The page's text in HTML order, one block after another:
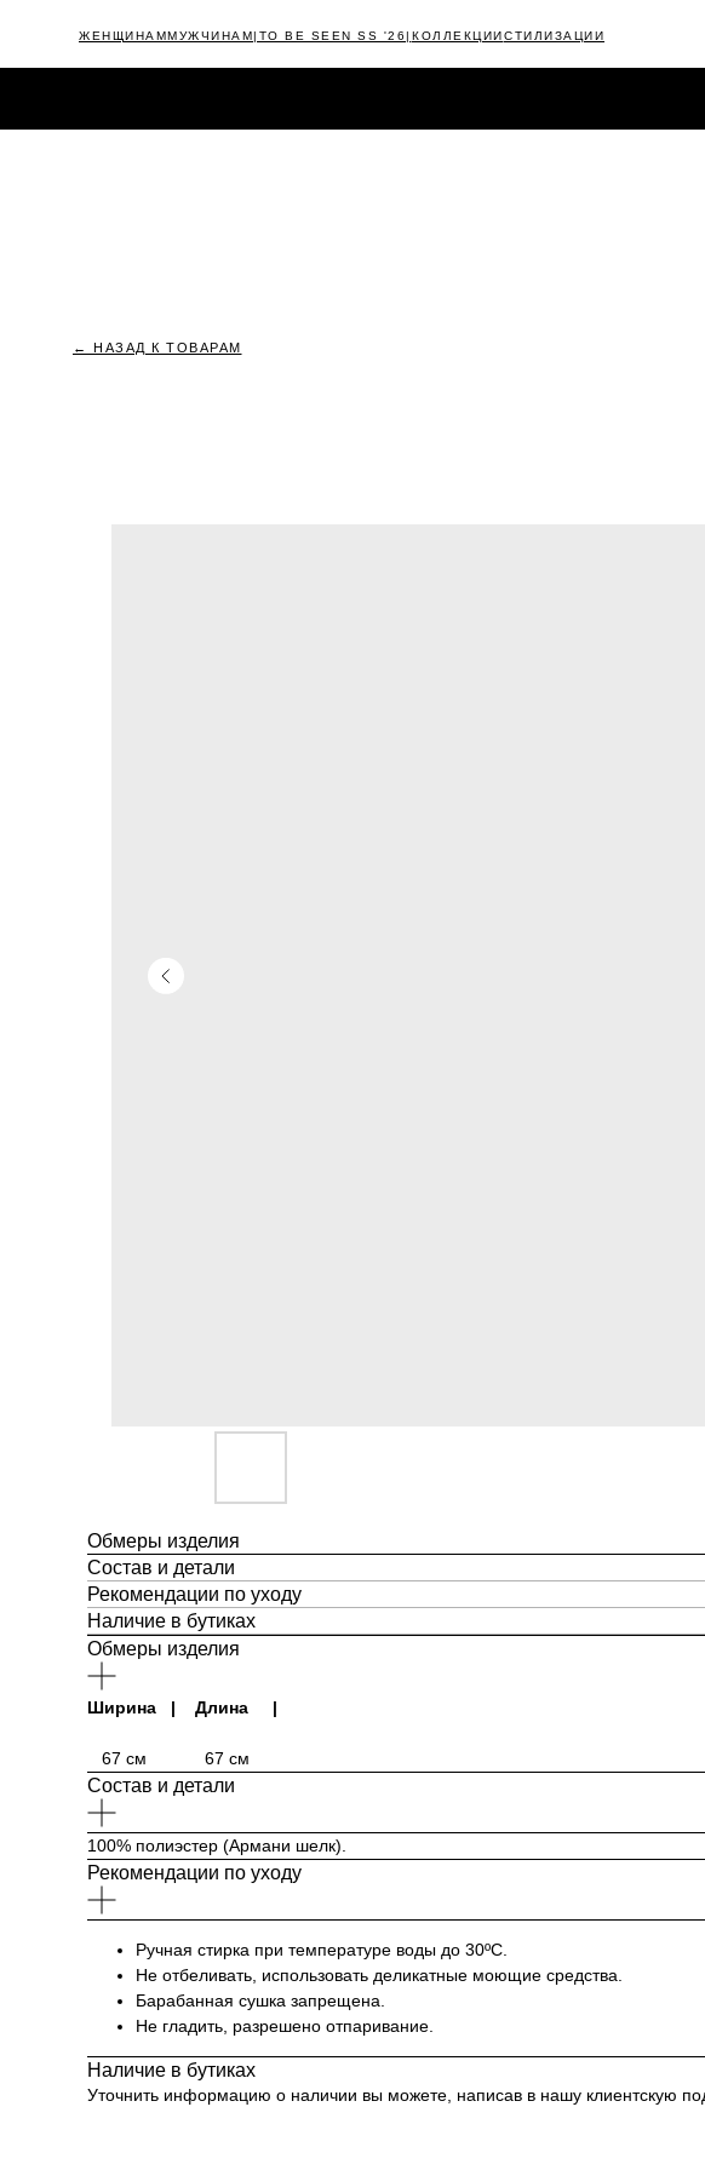
ЖЕНЩИНАММУЖЧИНАМ|TO BE SEEN SS '26| КОЛЛЕКЦИИСТИЛИЗАЦИИ
← НАЗАД К ТОВАРАМ
Обмеры изделия
Состав и детали
Рекомендации по уходу
Наличие в бутиках
Обмеры изделия
Ширина | Длина |
67 см 67 см
Состав и детали
100% полиэстер (Армани шелк).
Рекомендации по уходу
Ручная стирка при температуре воды до 30ºC.
Не отбеливать, использовать деликатные моющие средства.
Барабанная сушка запрещена.
Не гладить, разрешено отпаривание.
Наличие в бутиках
Уточнить информацию о наличии вы можете, написав в нашу клиентскую